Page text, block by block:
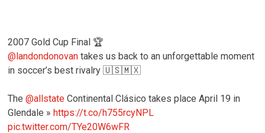
2007 Gold Cup Final 🏆
@landondonovan takes us back to an unforgettable moment
in soccer’s best rivalry 🇺🇸🇲🇽
The@allstate Continental Clásico takes place April 19 in
Glendale »https://t.co/h755rcyNPL
pic.twitter.com/TYe20W6wFR